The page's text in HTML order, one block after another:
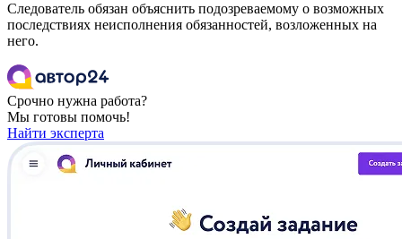
Следователь обязан объяснить подозреваемому о возможных
последствиях неисполнения обязанностей, возложенных на
него.
Срочно нужна работа?
Мы готовы помочь!
Найти эксперта